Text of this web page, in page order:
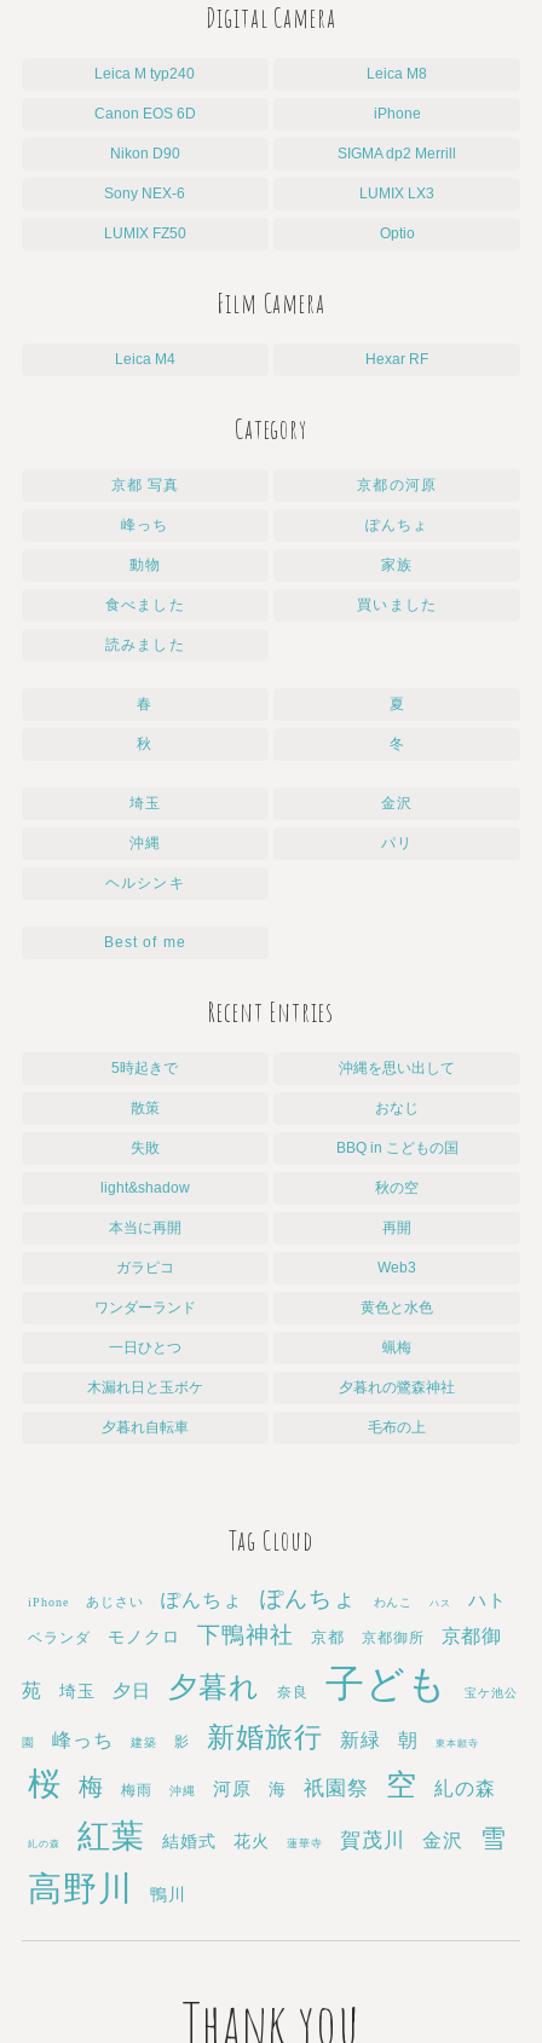
Digital Camera
Leica M typ240 Leica M8
Canon EOS 6D iPhone
Nikon D90 SIGMA dp2 Merrill
Sony NEX-6 LUMIX LX3
LUMIX FZ50 Optio
Film Camera
Leica M4 Hexar RF
Category
京都 写真 京都の河原
峰っち ぽんちょ
動物 家族
食べました 買いました
読みました
春 夏
秋 冬
埼玉 金沢
沖縄 パリ
ヘルシンキ
Best of me
Recent Entries
5時起きで 沖縄を思い出して
散策 おなじ
失敗 BBQ in こどもの国
light&shadow 秋の空
本当に再開 再開
ガラピコ Web3
ワンダーランド 黄色と水色
一日ひとつ 蝋梅
木漏れ日と玉ボケ 夕暮れの鷺森神社
夕暮れ自転車 毛布の上
Tag Cloud
iPhone あじさい ぽんちょ ぽんちょ わんこ ハス ハト
ベランダ モノクロ 下鴨神社 京都 京都御所 京都御
苑 埼玉 夕日 夕暮れ 奈良 子ども 宝ケ池公
園 峰っち 建築 影 新婚旅行 新緑 朝 東本願寺
桜 梅 梅雨 沖縄 河原 海 祇園祭 空 糺の森
糺の森 紅葉 結婚式 花火 蓮華寺 賀茂川 金沢 雪
高野川 鴨川
Thank you